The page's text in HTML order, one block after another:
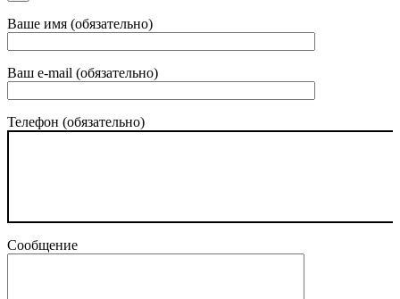
Ваше имя (обязательно)
Ваш e-mail (обязательно)
Телефон (обязательно)
Сообщение